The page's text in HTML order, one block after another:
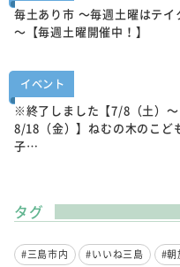
毎土あり市 ～毎週土曜はテイ
～【毎週土曜開催中！】
イベント
※終了しました【7/8（土）～
8/18（金）】ねむの木のこど
子…
タグ
#三島市内 #いいね三島 #朝